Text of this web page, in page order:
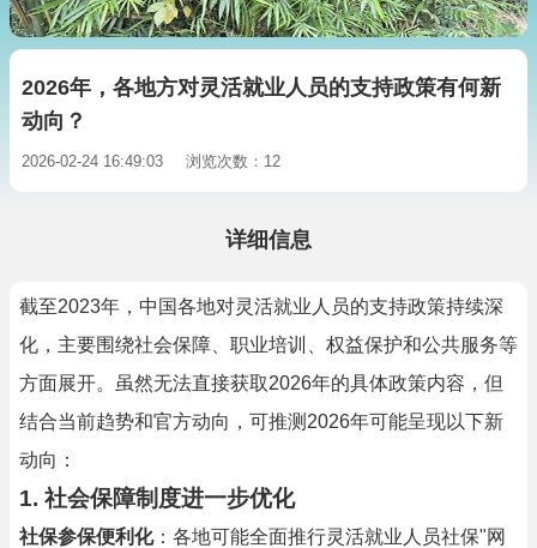
2026年，各地方对灵活就业人员的支持政策有何新
动向？
2026-02-24 16:49:03 浏览次数：12
详细信息
截至2023年，中国各地对灵活就业人员的支持政策持续深
化，主要围绕社会保障、职业培训、权益保护和公共服务等
方面展开。虽然无法直接获取2026年的具体政策内容，但
结合当前趋势和官方动向，可推测2026年可能呈现以下新
动向：
1. 社会保障制度进一步优化
社保参保便利化：各地可能全面推行灵活就业人员社保"网